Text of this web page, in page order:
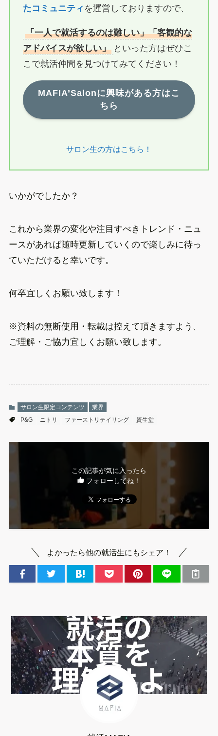
たコミュニティ を運営しておりますので、
「一人で就活するのは難しい」「客観的な
アドバイスが欲しい」 といった方はぜひこ
こで就活仲間を見つけてみてください！
MAFIA’Salonに興味がある方はこ
ちら
サロン生の方はこちら！
いかがでしたか？
これから業界の変化や注目すべきトレンド・ニュ
ースがあれば随時更新していくので楽しみに待っ
ていただけると幸いです。
何卒宜しくお願い致します！
※資料の無断使用・転載は控えて頂きますよう、
ご理解・ご協力宜しくお願い致します。
サロン生限定コンテンツ
業界
P&G
ニトリ ファーストリテイリング 資生堂
この記事が気に入ったら
フォローしてね！
よかったら他の就活生にもシェア！